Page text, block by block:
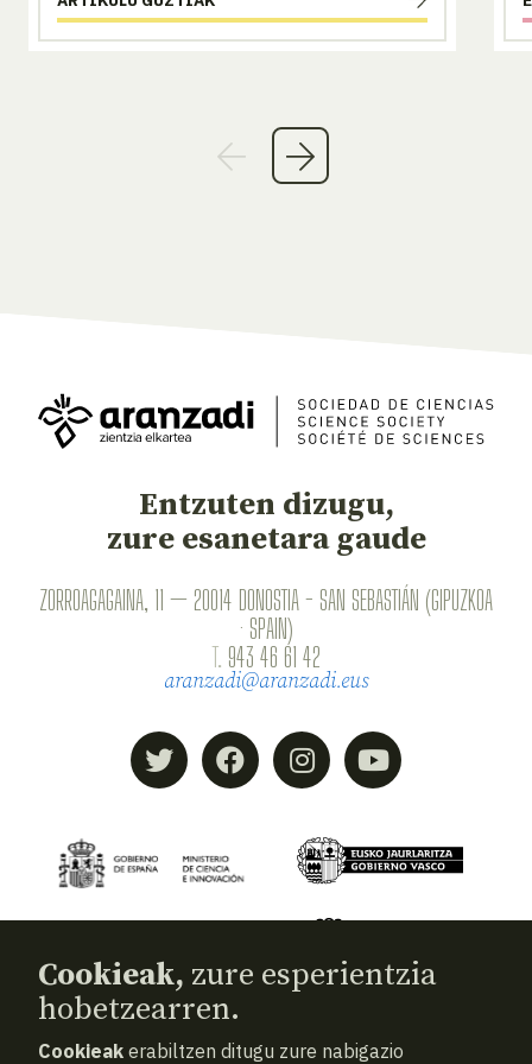
Entzuten dizugu,
zure esanetara gaude
ZORROAGAGAINA, 11 — 20014 DONOSTIA - SAN SEBASTIÁN (GIPUZKOA
· SPAIN)
T. 943 46 61 42
aranzadi@aranzadi.eus
Cookieak, zure esperientzia
hobetzearren.
Cookieak erabiltzen ditugu zure nabigazio